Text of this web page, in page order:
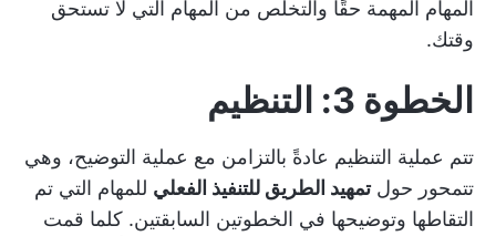
المهام المهمة حقًا والتخلص من المهام التي لا تستحق
وقتك.
الخطوة 3: التنظيم
تتم عملية التنظيم عادةً بالتزامن مع عملية التوضيح، وهي
تتمحور حولتمهيد الطريق للتنفيذ الفعلي للمهام التي تم
التقاطها وتوضيحها في الخطوتين السابقتين. كلما قمت